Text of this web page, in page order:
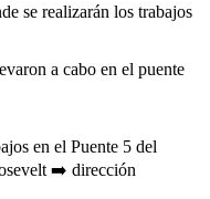
se realizarán los trabajos
a cabo en el puente
en el Puente 5 del
➡️ dirección